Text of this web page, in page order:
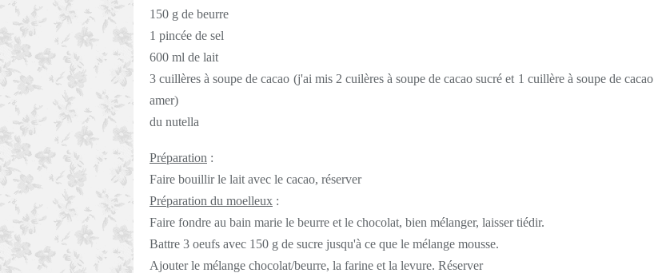
150 g de beurre
1 pincée de sel
600 ml de lait
3 cuillères à soupe de cacao (j'ai mis 2 cuilères à soupe de cacao sucré et 1 cuillère à soupe de cacao
amer)
du nutella
Préparation :
Faire bouillir le lait avec le cacao, réserver
Préparation du moelleux :
Faire fondre au bain marie le beurre et le chocolat, bien mélanger, laisser tiédir.
Battre 3 oeufs avec 150 g de sucre jusqu'à ce que le mélange mousse.
Ajouter le mélange chocolat/beurre, la farine et la levure. Réserver